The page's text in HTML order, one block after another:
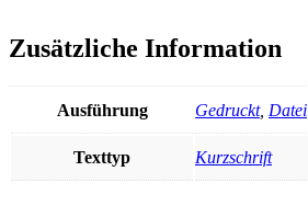
Zusätzliche Information
Ausführung Gedruckt, Datei
Texttyp Kurzschrift